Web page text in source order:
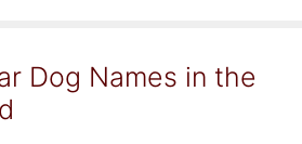
Dog Names in the